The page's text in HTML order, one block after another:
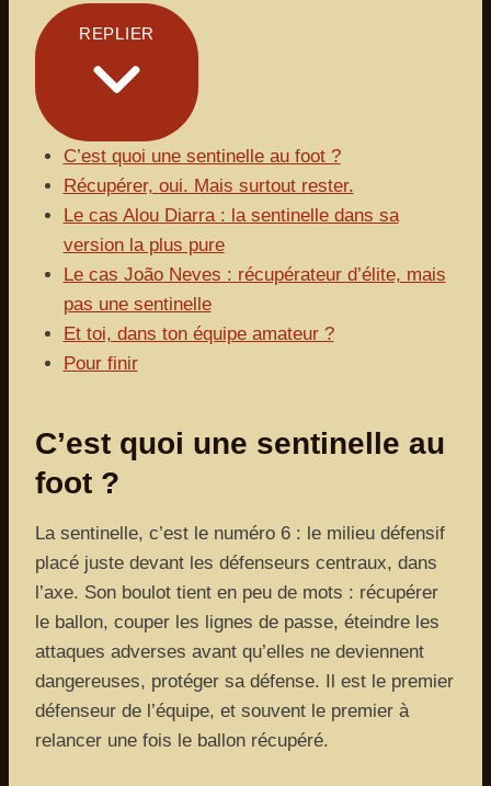
REPLIER
C’est quoi une sentinelle au foot ?
Récupérer, oui. Mais surtout rester.
Le cas Alou Diarra : la sentinelle dans sa
version la plus pure
Le cas João Neves : récupérateur d’élite, mais
pas une sentinelle
Et toi, dans ton équipe amateur ?
Pour finir
C’est quoi une sentinelle au
foot ?
La sentinelle, c’est le numéro 6 : le milieu défensif
placé juste devant les défenseurs centraux, dans
l’axe. Son boulot tient en peu de mots : récupérer
le ballon, couper les lignes de passe, éteindre les
attaques adverses avant qu’elles ne deviennent
dangereuses, protéger sa défense. Il est le premier
défenseur de l’équipe, et souvent le premier à
relancer une fois le ballon récupéré.